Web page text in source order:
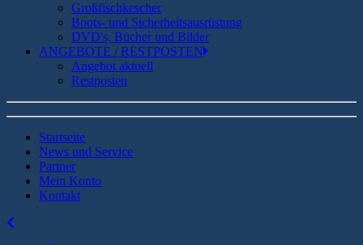
Großfischkescher
Boots- und Sicherheitsausrüstung
DVD's, Bücher und Bilder
ANGEBOTE / RESTPOSTEN
Angebot aktuell
Restposten
Startseite
News und Service
Partner
Mein Konto
Kontakt